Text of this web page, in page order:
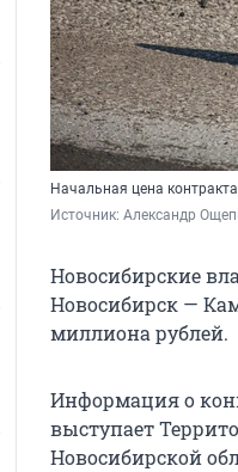
Начальная цена
Источник: Александр
Новосибирские
Новосибирск —
миллиона рублей.
Информация о
выступает
Новосибирской